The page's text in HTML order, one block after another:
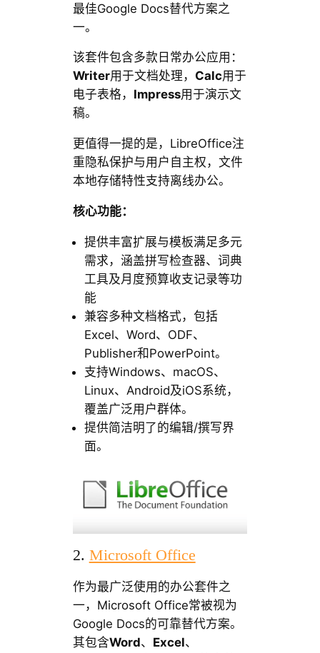
最佳Google Docs替代方案之
一。
该套件包含多款日常办公应用：
Writer用于文档处理， Calc用于
电子表格， Impress用于演示文
稿。
更值得一提的是，LibreOffice注
重隐私保护与用户自主权，文件
本地存储特性支持离线办公。
核心功能：
提供丰富扩展与模板满足多元
需求，涵盖拼写检查器、词典
工具及月度预算收支记录等功
能
兼容多种文档格式，包括
Excel、Word、ODF、
Publisher和PowerPoint。
支持Windows、macOS、
Linux、Android及iOS系统，
覆盖广泛用户群体。
提供简洁明了的编辑/撰写界
面。
2. Microsoft Office
作为最广泛使用的办公套件之
一，Microsoft Office常被视为
Google Docs的可靠替代方案。
其包含Word、 Excel、